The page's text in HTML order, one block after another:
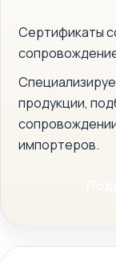
Сертификаты
продукции,
импортеров.